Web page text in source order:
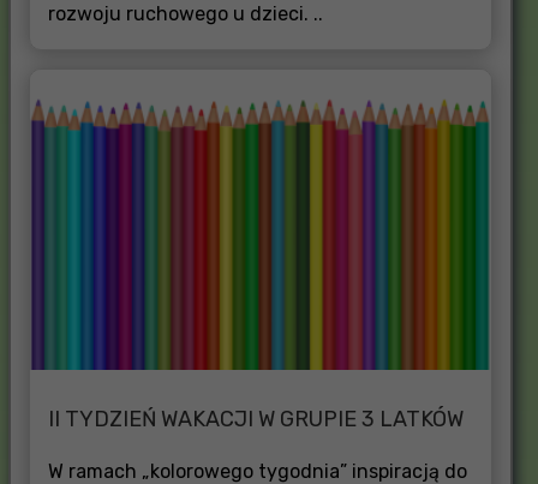
rozwoju ruchowego u dzieci. ..
II TYDZIEŃ WAKACJI W GRUPIE 3 LATKÓW
W ramach „kolorowego tygodnia” inspiracją do